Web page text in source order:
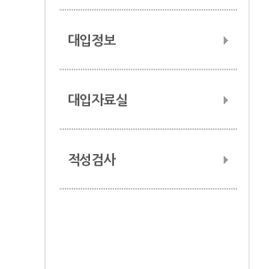
대입정보
대입자료실
적성검사